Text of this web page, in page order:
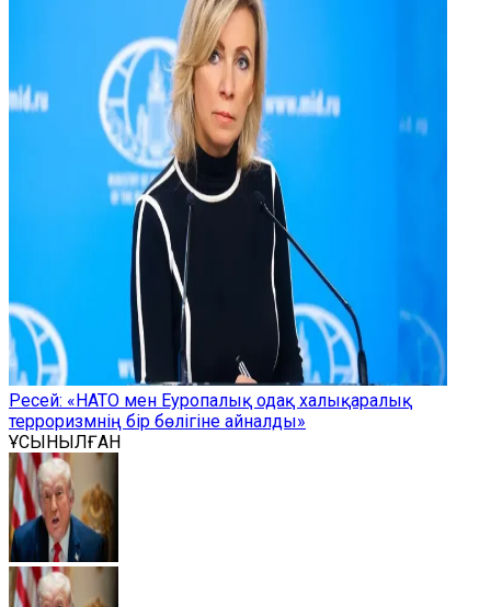
Ресей: «НАТО мен Еуропалық одақ халықаралық
терроризмнің бір бөлігіне айналды»
ҰСЫНЫЛҒАН